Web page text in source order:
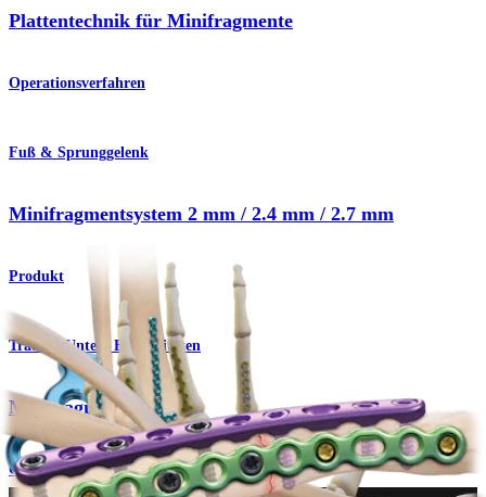
Plattentechnik für Minifragmente
Operationsverfahren
Fuß & Sprunggelenk
Minifragmentsystem 2 mm / 2.4 mm / 2.7 mm
Produkt
Trauma Untere Extremitäten
Minifragmentsystem
Operationsverfahren